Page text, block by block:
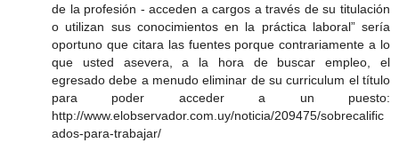
de la profesión - acceden a cargos a través de su titulación
o utilizan sus conocimientos en la práctica laboral” sería
oportuno que citara las fuentes porque contrariamente a lo
que usted asevera, a la hora de buscar empleo, el
egresado debe a menudo eliminar de su curriculum el título
para poder acceder a un puesto:
http://www.elobservador.com.uy/noticia/209475/sobrecalific
ados-para-trabajar/